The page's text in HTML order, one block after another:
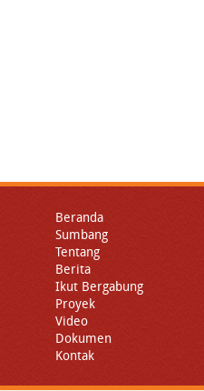
Beranda
Sumbang
Tentang
Berita
Ikut Bergabung
Proyek
Video
Dokumen
Kontak